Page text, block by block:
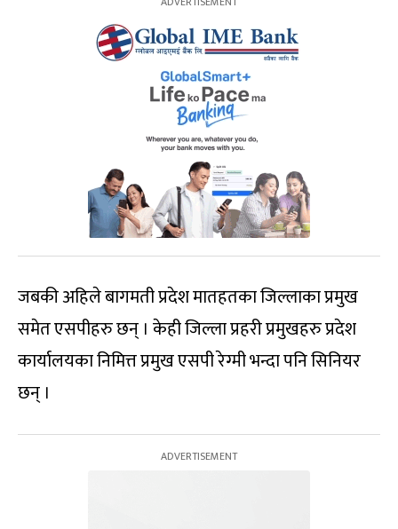
जबकी अहिले बागमती प्रदेश मातहतका जिल्लाका प्रमुख
समेत एसपीहरु छन् । केही जिल्ला प्रहरी प्रमुखहरु प्रदेश
कार्यालयका निमित्त प्रमुख एसपी रेग्मी भन्दा पनि सिनियर
छन् ।